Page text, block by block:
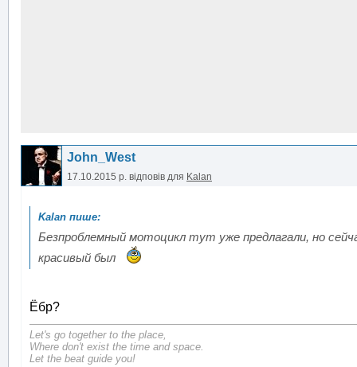
John_West
17.10.2015 р. відповів для Kalan
Безпроблемный мотоцикл тут уже предлагали, но
красивый был
Ёбр?
Let's go together to the place,
Where don't exist the time and space.
Let the beat guide you!